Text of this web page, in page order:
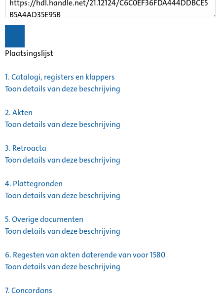
Plaatsingslijst
1.Catalogi, registers en klappers
Toon details van deze beschrijving
2.Akten
Toon details van deze beschrijving
3. Retroacta
Toon details van deze beschrijving
4. Plattegronden
Toon details van deze beschrijving
5.Overige documenten
Toon details van deze beschrijving
6. Regesten van akten daterende van voor 1580
Toon details van deze beschrijving
7.Concordans